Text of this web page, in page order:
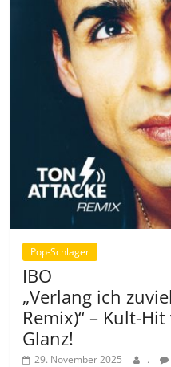
Pop-Schlager
IBO
„Verlang ich
Remix)“ – Kult-
Glanz!
29. November 2025 .